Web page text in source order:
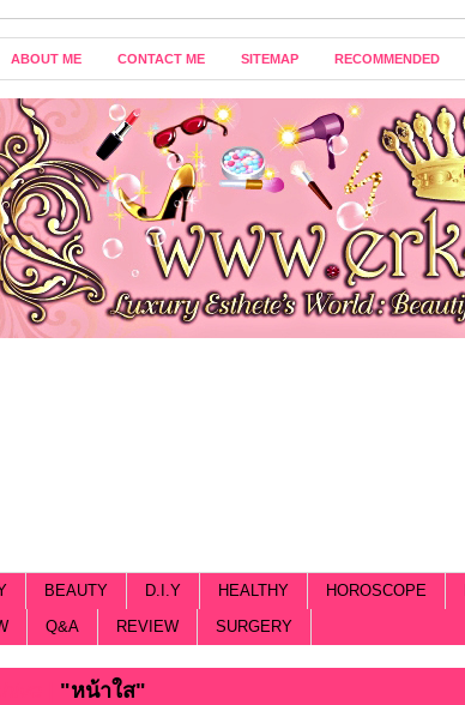
ABOUT ME CONTACT ME SITEMAP RECOMMENDED
BEAUTY D.I.Y HEALTHY HOROSCOPE
Q&A REVIEW SURGERY
"หน้าใส"